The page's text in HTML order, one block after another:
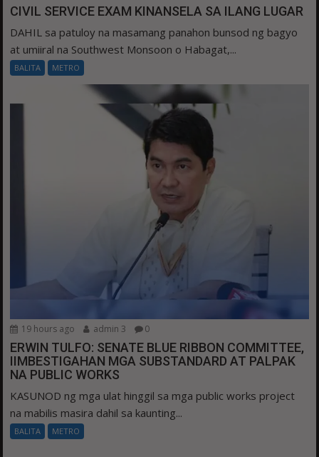
CIVIL SERVICE EXAM KINANSELA SA ILANG LUGAR
DAHIL sa patuloy na masamang panahon bunsod ng bagyo
at umiiral na Southwest Monsoon o Habagat,...
BALITA METRO
19 hours ago admin 3 0
ERWIN TULFO: SENATE BLUE RIBBON COMMITTEE,
IIMBESTIGAHAN MGA SUBSTANDARD AT PALPAK
NA PUBLIC WORKS
KASUNOD ng mga ulat hinggil sa mga public works project
na mabilis masira dahil sa kaunting...
BALITA METRO